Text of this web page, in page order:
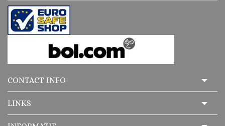
CONTACT INFO
LINKS